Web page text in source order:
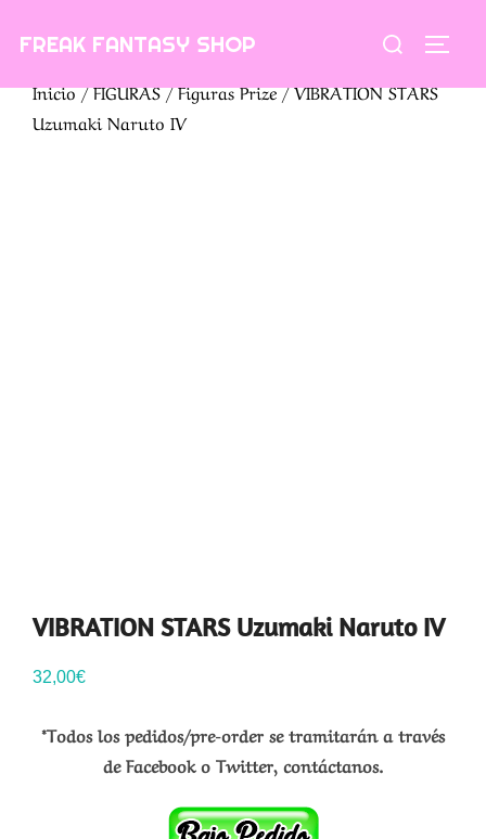
FREAK FANTASY SHOP Buscar:
Inicio/FIGURAS/Figuras Prize/ VIBRATION STARS
Uzumaki Naruto IV
VIBRATION STARS Uzumaki Naruto IV
32,00€
*Todos los pedidos/pre-order se tramitarán a través
de Facebook o Twitter, contáctanos.